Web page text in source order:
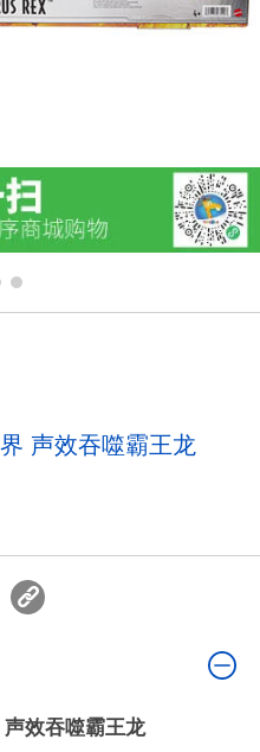
声效吞噬霸王龙
效吞噬霸王龙